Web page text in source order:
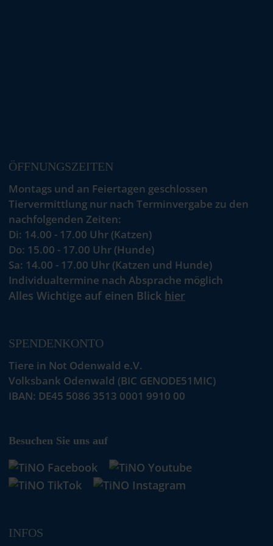
ÖFFNUNGSZEITEN
Montags und an Feiertagen geschlossen
Tiervermittlung nur nach Terminvergabe zu den
nachfolgenden Zeiten:
Di: 14.00 - 17.00 Uhr (Katzen)
Do: 15.00 - 17.00 Uhr (Hunde)
Sa: 14.00 - 17.00 Uhr (Katzen und Hunde)
Individualtermine nach Absprache möglich
Alles Wichtige auf einen Blick hier
SPENDENKONTO
Tiere in Not Odenwald e.V.
Volksbank Odenwald (BIC GENODE51MIC)
IBAN: DE45 5086 3513 0001 9910 00
Besuchen Sie uns auf
INFOS